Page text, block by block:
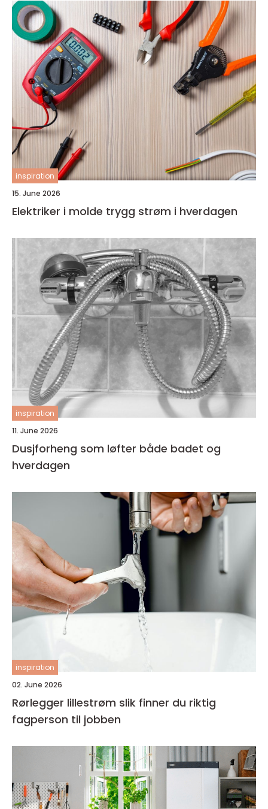
inspiration
15. June 2026
Elektriker i molde trygg strøm i hverdagen
inspiration
11. June 2026
Dusjforheng som løfter både badet og
hverdagen
inspiration
02. June 2026
Rørlegger lillestrøm slik finner du riktig
fagperson til jobben